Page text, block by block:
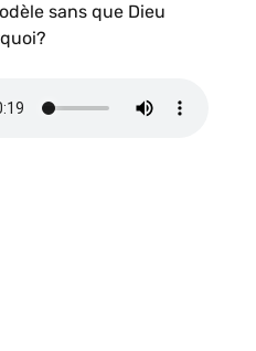
sans que Dieu